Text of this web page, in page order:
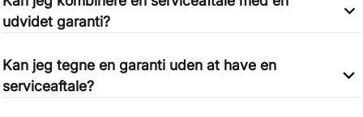
udvidet garanti?
Kan jeg tegne en garanti uden at have en
serviceaftale?